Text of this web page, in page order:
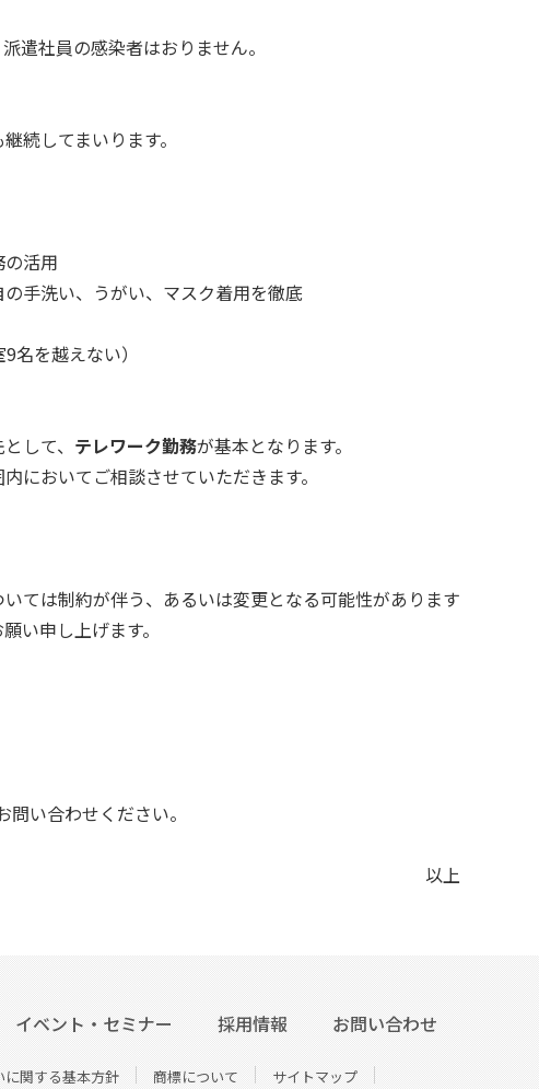
遣社員の感染者はおりません。
続してまいります。
の活用
手洗い、うがい、マスク着用を徹底
名を越えない）
して、 テレワーク勤務が基本となります。
においてご相談させていただきます。
ては制約が伴う、あるいは変更となる可能性があります
い申し上げます。
問い合わせください。
以上
イベント・セミナー 採用情報 お問い合わせ
関する基本方針 商標について サイトマップ